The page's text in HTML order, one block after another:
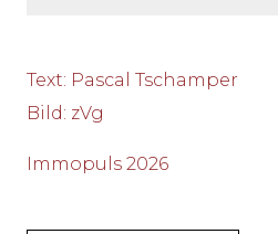
Text: Pascal Tschamper
Bild: zVg
Immopuls 2026